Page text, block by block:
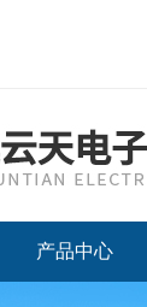
产品中心